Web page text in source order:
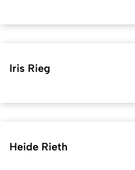
Iris Rieg
Heide Rieth